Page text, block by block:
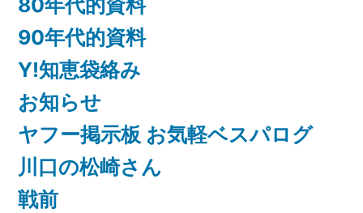
80年代的資料
90年代的資料
Y!知恵袋絡み
お知らせ
ヤフー掲示板 お気軽ベスパログ
川口の松崎さん
戦前